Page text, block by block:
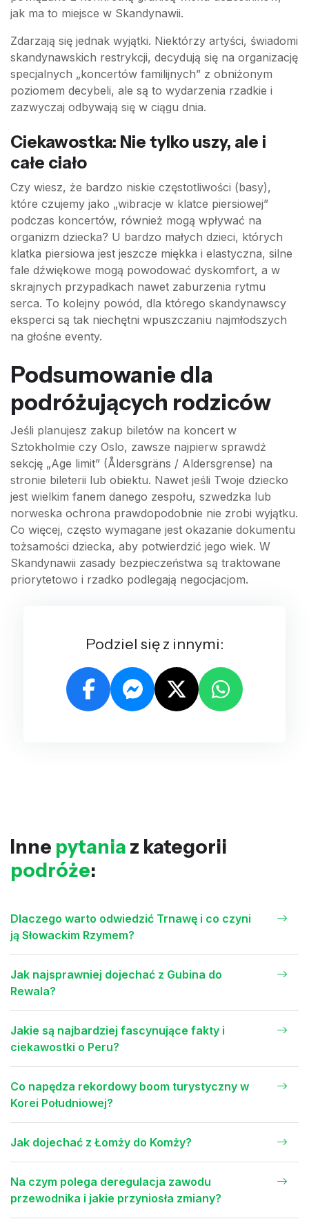
jak ma to miejsce w Skandynawii.
Zdarzają się jednak wyjątki. Niektórzy artyści, świadomi
skandynawskich restrykcji, decydują się na organizację
specjalnych „koncertów familijnych” z obniżonym
poziomem decybeli, ale są to wydarzenia rzadkie i
zazwyczaj odbywają się w ciągu dnia.
Ciekawostka: Nie tylko uszy, ale i
całe ciało
Czy wiesz, że bardzo niskie częstotliwości (basy),
które czujemy jako „wibracje w klatce piersiowej”
podczas koncertów, również mogą wpływać na
organizm dziecka? U bardzo małych dzieci, których
klatka piersiowa jest jeszcze miękka i elastyczna, silne
fale dźwiękowe mogą powodować dyskomfort, a w
skrajnych przypadkach nawet zaburzenia rytmu
serca. To kolejny powód, dla którego skandynawscy
eksperci są tak niechętni wpuszczaniu najmłodszych
na głośne eventy.
Podsumowanie dla
podróżujących rodziców
Jeśli planujesz zakup biletów na koncert w
Sztokholmie czy Oslo, zawsze najpierw sprawdź
sekcję „Age limit” (Åldersgräns / Aldersgrense) na
stronie bileterii lub obiektu. Nawet jeśli Twoje dziecko
jest wielkim fanem danego zespołu, szwedzka lub
norweska ochrona prawdopodobnie nie zrobi wyjątku.
Co więcej, często wymagane jest okazanie dokumentu
tożsamości dziecka, aby potwierdzić jego wiek. W
Skandynawii zasady bezpieczeństwa są traktowane
priorytetowo i rzadko podlegają negocjacjom.
Podziel się z innymi:
Inne pytania z kategorii
podróże:
Dlaczego warto odwiedzić Trnawę i co czyni
ją Słowackim Rzymem?
Jak najsprawniej dojechać z Gubina do
Rewala?
Jakie są najbardziej fascynujące fakty i
ciekawostki o Peru?
Co napędza rekordowy boom turystyczny w
Korei Południowej?
Jak dojechać z Łomży do Komży?
Na czym polega deregulacja zawodu
przewodnika i jakie przyniosła zmiany?